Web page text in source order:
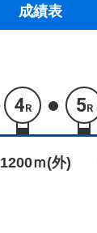
成績表
4R 5R
1200ｍ(外)